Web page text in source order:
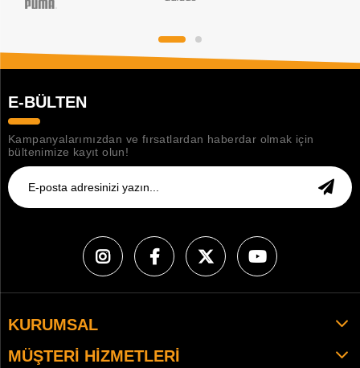
E-BÜLTEN
Kampanyalarımızdan ve fırsatlardan haberdar olmak için
bültenimize kayıt olun!
KURUMSAL
MÜŞTERI HIZMETLERI